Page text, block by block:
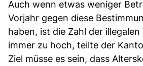
Auch wenn etwas weniger
Vorjahr gegen diese
haben, ist die Zahl der
immer zu hoch, teilte der
Ziel müsse es sein, dass